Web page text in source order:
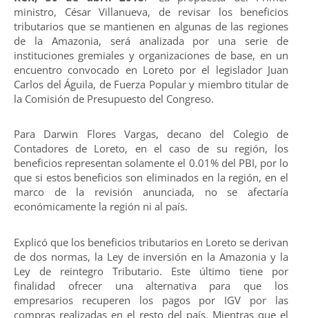
ministro, César Villanueva, de revisar los beneficios
tributarios que se mantienen en algunas de las regiones
de la Amazonia, será analizada por una serie de
instituciones gremiales y organizaciones de base, en un
encuentro convocado en Loreto por el legislador Juan
Carlos del Águila, de Fuerza Popular y miembro titular de
la Comisión de Presupuesto del Congreso.
Para Darwin Flores Vargas, decano del Colegio de
Contadores de Loreto, en el caso de su región, los
beneficios representan solamente el 0.01% del PBI, por lo
que si estos beneficios son eliminados en la región, en el
marco de la revisión anunciada, no se afectaría
económicamente la región ni al país.
Explicó que los beneficios tributarios en Loreto se derivan
de dos normas, la Ley de inversión en la Amazonia y la
Ley de reintegro Tributario. Este último tiene por
finalidad ofrecer una alternativa para que los
empresarios recuperen los pagos por IGV por las
compras realizadas en el resto del país. Mientras que el